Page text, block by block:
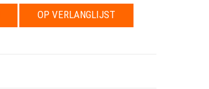
OP VERLANGLIJST